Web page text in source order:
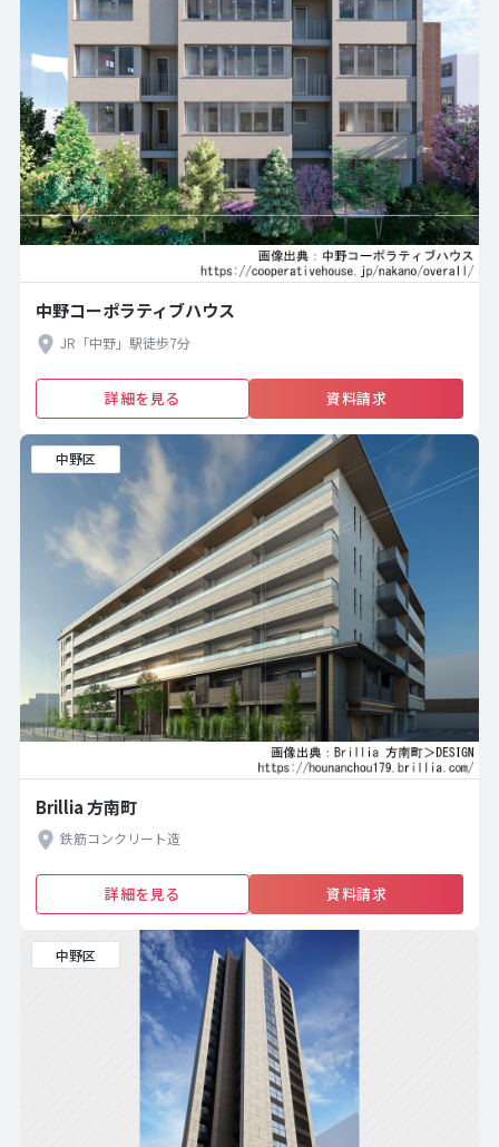
中野コーポラティブハウス
JR「中野」駅徒歩7分
詳細を見る 資料請求
中野区
Brillia 方南町
鉄筋コンクリート造
詳細を見る 資料請求
中野区